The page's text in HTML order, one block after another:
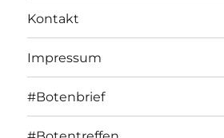
Kontakt
Impressum
#Botenbrief